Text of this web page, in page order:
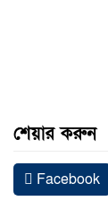
শেয়ার করুন
Facebook